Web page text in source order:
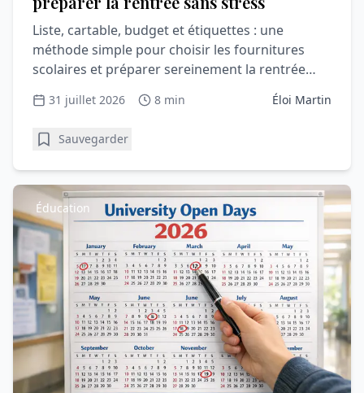
Liste, cartable, budget et étiquettes : une
méthode simple pour choisir les fournitures
scolaires et préparer sereinement la rentrée
31 juillet 2026 8 min Éloi Martin
Sauvegarder
Éducation